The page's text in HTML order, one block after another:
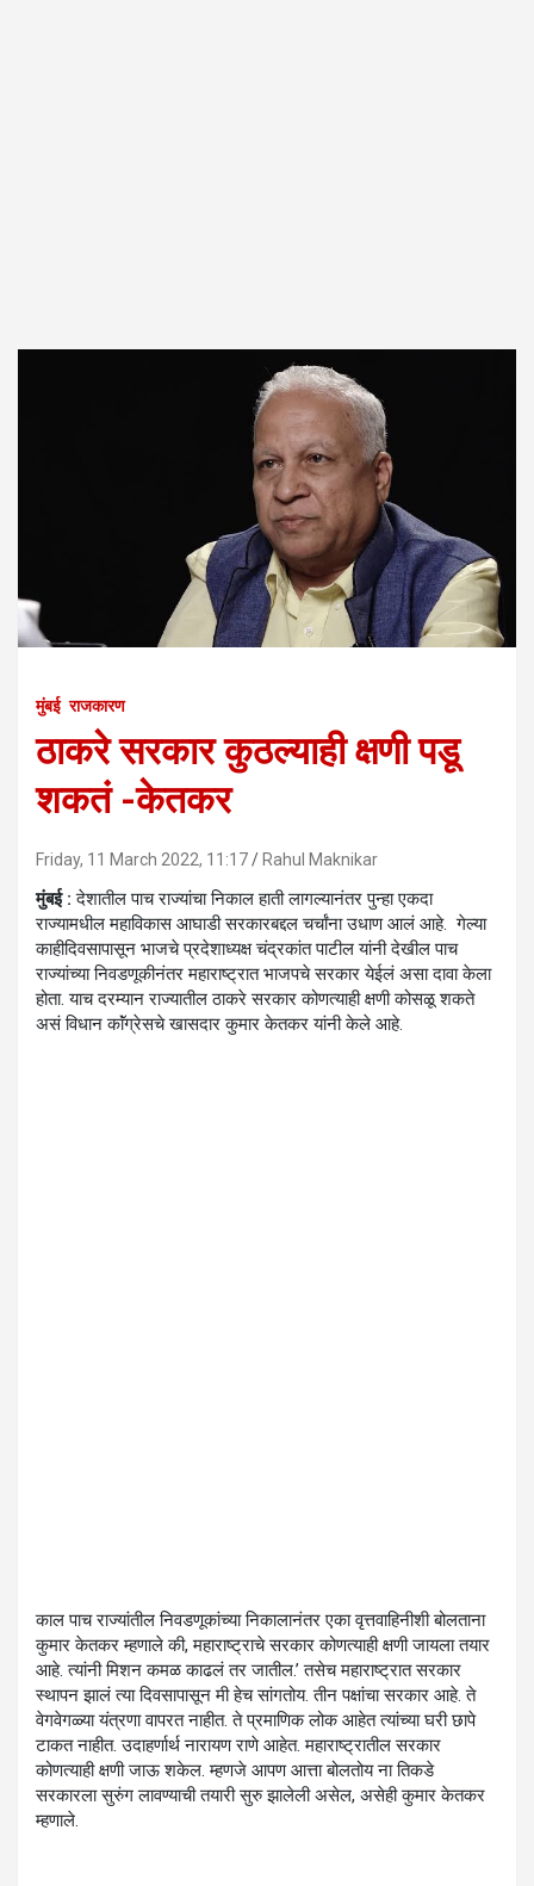
मुंबई राजकारण
ठाकरे सरकार कुठल्याही क्षणी पडू
शकतं -केतकर
Friday, 11 March 2022, 11:17 Rahul Maknikar
मुंबई : देशातील पाच राज्यांचा निकाल हाती लागल्यानंतर पुन्हा एकदा
राज्यामधील महाविकास आघाडी सरकारबद्दल चर्चांना उधाण आलं आहे. गेल्या
काहीदिवसापासून भाजचे प्रदेशाध्यक्ष चंद्रकांत पाटील यांनी देखील पाच
राज्यांच्या निवडणूकीनंतर महाराष्ट्रात भाजपचे सरकार येईलं असा दावा केला
होता. याच दरम्यान राज्यातील ठाकरे सरकार कोणत्याही क्षणी कोसळू शकते
असं विधान काॅंग्रेसचे खासदार कुमार केतकर यांनी केले आहे.
काल पाच राज्यांतील निवडणूकांच्या निकालानंतर एका वृत्तवाहिनीशी बोलताना
कुमार केतकर म्हणाले की, महाराष्ट्राचे सरकार कोणत्याही क्षणी जायला तयार
आहे. त्यांनी मिशन कमळ काढलं तर जातील.’ तसेच महाराष्ट्रात सरकार
स्थापन झालं त्या दिवसापासून मी हेच सांगतोय. तीन पक्षांचा सरकार आहे. ते
वेगवेगळ्या यंत्रणा वापरत नाहीत. ते प्रमाणिक लोक आहेत त्यांच्या घरी छापे
टाकत नाहीत. उदाहर्णार्थ नारायण राणे आहेत. महाराष्ट्रातील सरकार
कोणत्याही क्षणी जाऊ शकेल. म्हणजे आपण आत्ता बोलतोय ना तिकडे
सरकारला सुरुंग लावण्याची तयारी सुरु झालेली असेल, असेही कुमार केतकर
म्हणाले.